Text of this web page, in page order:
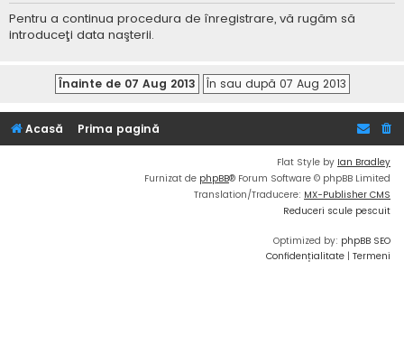
Pentru a continua procedura de înregistrare, vă rugăm să
introduceţi data naşterii.
Acasă Prima pagină
Flat Style by Ian Bradley
Furnizat de phpBB® Forum Software © phpBB Limited
Translation/Traducere: MX-Publisher CMS
Reduceri scule pescuit
Optimized by: phpBB SEO
Confidențialitate | Termeni